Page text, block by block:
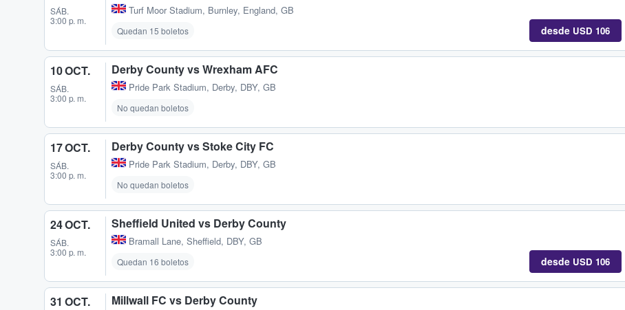
SÁB.
3:00 p. m.
Turf Moor Stadium, Burnley, England, GB
Quedan 15 boletos desde USD 106
10 OCT.
SÁB.
3:00 p. m.
Derby County vs Wrexham AFC
Pride Park Stadium, Derby, DBY, GB
No quedan boletos
17 OCT.
SÁB.
3:00 p. m.
Derby County vs Stoke City FC
Pride Park Stadium, Derby, DBY, GB
No quedan boletos
24 OCT.
SÁB.
3:00 p. m.
Sheffield United vs Derby County
Bramall Lane, Sheffield, DBY, GB
Quedan 16 boletos desde USD 106
31 OCT. Millwall FC vs Derby County